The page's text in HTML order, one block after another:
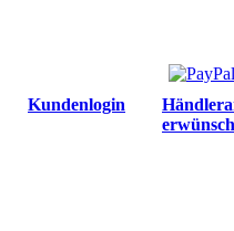
Kundenlogin